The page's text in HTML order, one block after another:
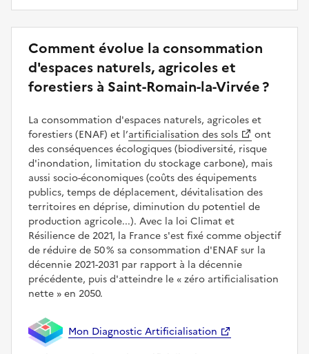
Comment évolue la consommation
d'espaces naturels, agricoles et
forestiers à Saint-Romain-la-Virvée ?
La consommation d'espaces naturels, agricoles et
forestiers (ENAF) et l’artificialisation des sols
ont
des conséquences écologiques (biodiversité, risque
d'inondation, limitation du stockage carbone), mais
aussi socio-économiques (coûts des équipements
publics, temps de déplacement, dévitalisation des
territoires en déprise, diminution du potentiel de
production agricole...). Avec la loi Climat et
Résilience de 2021, la France s'est fixé comme objectif
de réduire de 50 % sa consommation d'ENAF sur la
décennie 2021-2031 par rapport à la décennie
précédente, puis d'atteindre le
zéro artificialisation
nette
en 2050.
Mon Diagnostic Artificialisation